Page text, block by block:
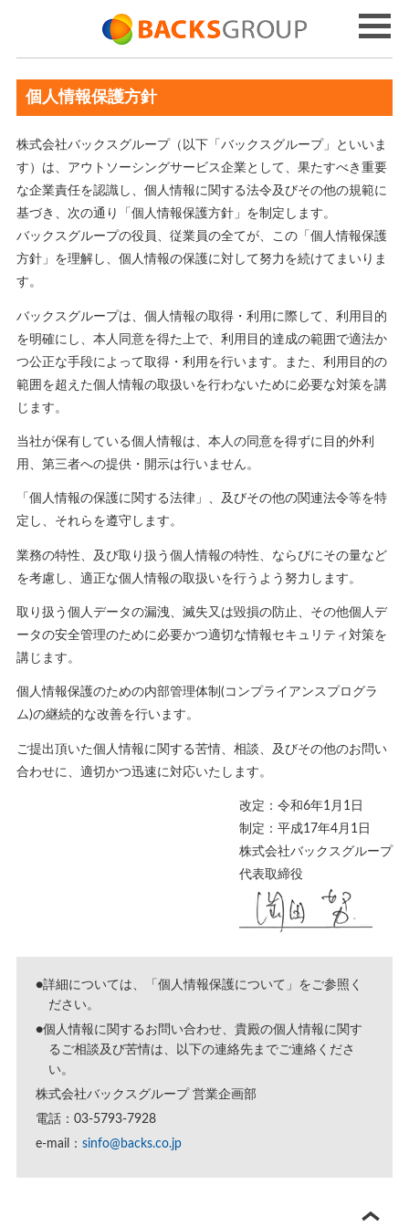
個人情報保護方針
株式会社バックスグループ（以下「バックスグループ」といいま
す）は、アウトソーシングサービス企業として、果たすべき重要
な企業責任を認識し、個人情報に関する法令及びその他の規範に
基づき、次の通り「個人情報保護方針」を制定します。
バックスグループの役員、従業員の全てが、この「個人情報保護
方針」を理解し、個人情報の保護に対して努力を続けてまいりま
す。
バックスグループは、個人情報の取得・利用に際して、利用目的
を明確にし、本人同意を得た上で、利用目的達成の範囲で適法か
つ公正な手段によって取得・利用を行います。また、利用目的の
範囲を超えた個人情報の取扱いを行わないために必要な対策を講
じます。
当社が保有している個人情報は、本人の同意を得ずに目的外利
用、第三者への提供・開示は行いません。
「個人情報の保護に関する法律」、及びその他の関連法令等を特
定し、それらを遵守します。
業務の特性、及び取り扱う個人情報の特性、ならびにその量など
を考慮し、適正な個人情報の取扱いを行うよう努力します。
取り扱う個人データの漏洩、滅失又は毀損の防止、その他個人デ
ータの安全管理のために必要かつ適切な情報セキュリティ対策を
講じます。
個人情報保護のための内部管理体制(コンプライアンスプログラ
ム)の継続的な改善を行います。
ご提出頂いた個人情報に関する苦情、相談、及びその他のお問い
合わせに、適切かつ迅速に対応いたします。
改定：令和6年1月1日
制定：平成17年4月1日
株式会社バックスグループ
代表取締役
●詳細については、「 個人情報保護について 」をご参照く
ださい。
●個人情報に関するお問い合わせ、貴殿の個人情報に関す
るご相談及び苦情は、以下の連絡先までご連絡くださ
い。
株式会社バックスグループ 営業企画部
電話：03-5793-7928
e-mail： sinfo@backs.co.jp